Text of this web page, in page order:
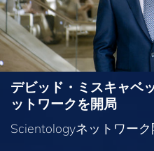
デビッド・ミスキャベ
ットワークを開局
Scientologyネットワー